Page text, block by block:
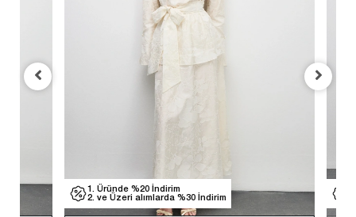
1. Üründe %20 İndirim
2. ve Üzeri alımlarda %30 İndirim
1. Üründe
2. ve Üzeri